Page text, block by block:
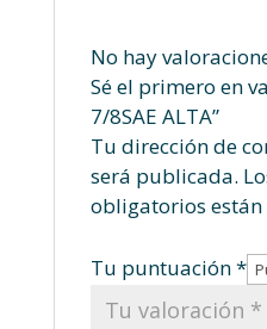
No hay
Sé el primero en
7/8SAE ALTA”
Tu dirección de
será publicada.
obligatorios
Tu puntuación*